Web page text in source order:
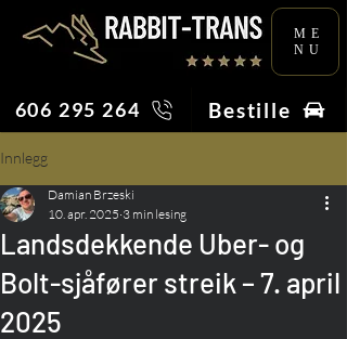
ME
NU
606 295 264 Bestille
Innlegg
Landsdekkende Uber- og
Bolt-sjåfører streik – 7. april
2025
Damian Brzeski
10. apr. 2025 3 min lesing